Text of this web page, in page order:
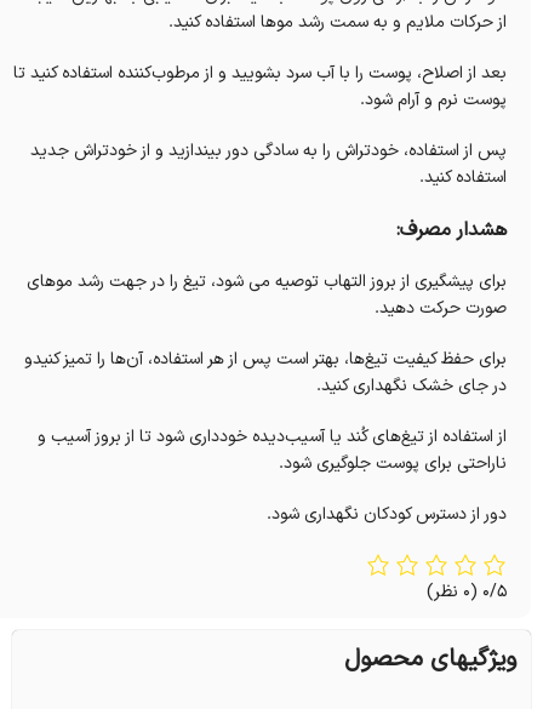
از حرکات ملایم و به سمت رشد موها استفاده کنید.
بعد از اصلاح، پوست را با آب سرد بشویید و از مرطوب‌کننده استفاده کنید تا
پوست نرم و آرام شود.
پس از استفاده، خودتراش را به سادگی دور بیندازید و از خودتراش جدید
استفاده کنید.
هشدار مصرف:
برای پیشگیری از بروز التهاب توصیه می شود، تیغ را در جهت رشد موهای
صورت حرکت دهید.
برای حفظ کیفیت تیغ‌ها، بهتر است پس از هر استفاده، آن‌ها را تمیز کنیدو
در جای خشک نگهداری کنید.
از استفاده از تیغ‌های کُند یا آسیب‌دیده خودداری شود تا از بروز آسیب و
ناراحتی برای پوست جلوگیری شود.
دور از دسترس کودکان نگهداری شود.
0/5 (0 نظر)
ویژگیهای محصول